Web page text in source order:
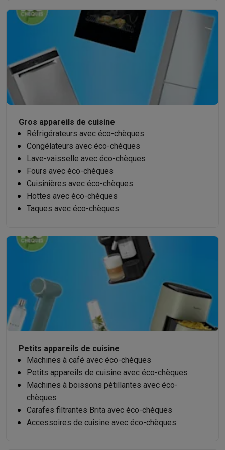
Gros appareils de cuisine
Réfrigérateurs avec éco-chèques
Congélateurs avec éco-chèques
Lave-vaisselle avec éco-chèques
Fours avec éco-chèques
Cuisinières avec éco-chèques
Hottes avec éco-chèques
Taques avec éco-chèques
Petits appareils de cuisine
Machines à café avec éco-chèques
Petits appareils de cuisine avec éco-chèques
Machines à boissons pétillantes avec éco-
chèques
Carafes filtrantes Brita avec éco-chèques
Accessoires de cuisine avec éco-chèques